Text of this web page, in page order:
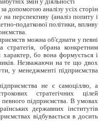
допомогою аналізу усіх сторін
на перспективу (аналіз попиту і
податкової політики, впливу
можна об'єднати у певні
обрана конкретним
характер, бо вона формується і
Незважаючи на те що двох
у менеджменті підприємства
не є самоціллю, а
стратегічних цілей
підприємства. В умовах
державних інститутів
відбувається в досить